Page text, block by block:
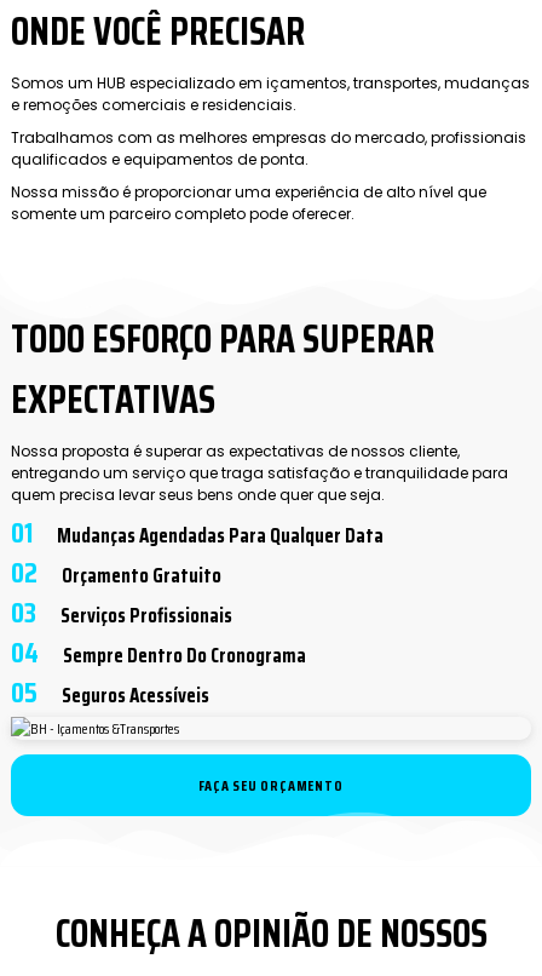
ONDE VOCÊ PRECISAR
Somos um HUB especializado em içamentos, transportes, mudanças
e remoções comerciais e residenciais.
Trabalhamos com as melhores empresas do mercado, profissionais
qualificados e equipamentos de ponta.
Nossa missão é proporcionar uma experiência de alto nível que
somente um parceiro completo pode oferecer.
TODO ESFORÇO PARA SUPERAR
EXPECTATIVAS
Nossa proposta é superar as expectativas de nossos cliente,
entregando um serviço que traga satisfação e tranquilidade para
quem precisa levar seus bens onde quer que seja.
01 Mudanças Agendadas Para Qualquer Data
02 Orçamento Gratuito
03 Serviços Profissionais
04 Sempre Dentro Do Cronograma
05 Seguros Acessíveis
FAÇA SEU ORÇAMENTO
CONHEÇA A OPINIÃO DE NOSSOS